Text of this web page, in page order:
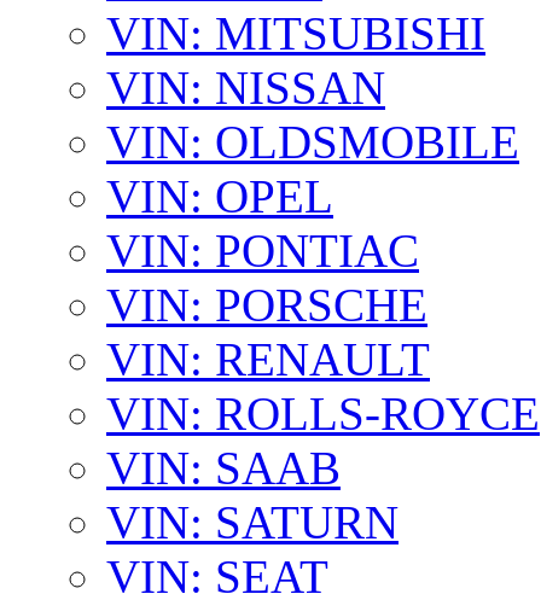
VIN: MITSUBISHI
VIN: NISSAN
VIN: OLDSMOBILE
VIN: OPEL
VIN: PONTIAC
VIN: PORSCHE
VIN: RENAULT
VIN: ROLLS-ROYCE
VIN: SAAB
VIN: SATURN
VIN: SEAT